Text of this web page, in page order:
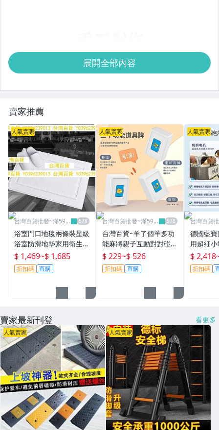
展開全部內容
賣家推薦
人氣賣家
台灣百貨批發~滿599
浴室門口地毯兩條裝星級
浴室防滑地墊家用衛生間
門口吸水加厚地巾機洗衛
生間墊
$ 1,469~$ 1,685
折扣碼 直購
人氣賣家
台灣百貨批發~滿599
台灣百貨~羊了個羊多功
能麻將親子互動對對碰桌
游通關游戲
$ 229~$ 526
折扣碼 直購
人氣賣家
台灣百貨
德國藍
用超細
磨五谷
$ 2,418
折扣碼
賣家最新刊登 看更多
人氣賣家 人氣賣家